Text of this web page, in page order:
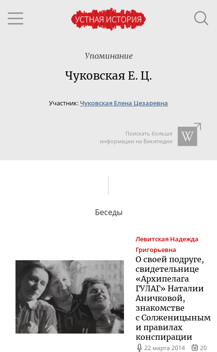
Упоминание
Чуковская Е. Ц.
Участник: Чуковская Елена Цезаревна
Поискать больше
информации на Википедии
Беседы
Левитская Надежда
Григорьевна
О своей подруге,
свидетельнице
«Архипелага
ГУЛАГ» Наталии
Аничковой,
знакомстве
с Солженицыным
и правилах
конспирации
22 марта 2014
20